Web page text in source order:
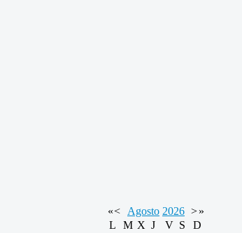
«< Agosto 2026 >»
L
M X J V S
D